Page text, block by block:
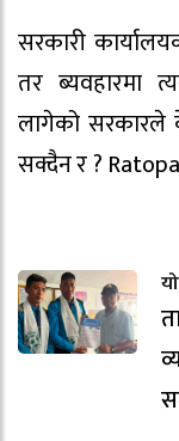
सरकारी
तर ब्यवहारमा
लागेको सरकारले
सक्दैन र ?